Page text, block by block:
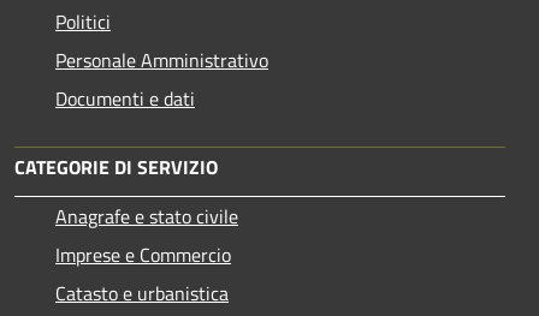
Politici
Personale Amministrativo
Documenti e dati
CATEGORIE DI SERVIZIO
Anagrafe e stato civile
Imprese e Commercio
Catasto e urbanistica